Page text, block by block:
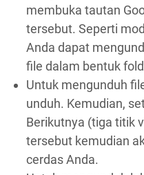
membuka tautan
tersebut. Seperti
Anda dapat
file dalam bentuk
Untuk mengunduh
unduh. Kemudian,
Berikutnya (tiga titik
tersebut kemudian
cerdas Anda.